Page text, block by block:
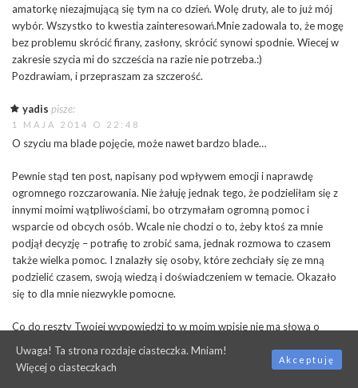
amatorkę niezajmującą się tym na co dzień. Wolę druty, ale to już mój
wybór. Wszystko to kwestia zainteresowań.Mnie zadowala to, że mogę
bez problemu skrócić firany, zasłony, skrócić synowi spodnie. Wiecej w
zakresie szycia mi do szcześcia na razie nie potrzeba.:)
Pozdrawiam, i przepraszam za szczerość.
yadis pisze:
1 MAJA 2014 O 22:48
O szyciu ma blade pojęcie, może nawet bardzo blade…
Pewnie stąd ten post, napisany pod wpływem emocji i naprawdę
ogromnego rozczarowania. Nie żałuję jednak tego, że podzieliłam się z
innymi moimi wątpliwościami, bo otrzymałam ogromną pomoc i
wsparcie od obcych osób. Wcale nie chodzi o to, żeby ktoś za mnie
podjął decyzję – potrafię to zrobić sama, jednak rozmowa to czasem
także wielka pomoc. I znalazły się osoby, które zechciały się ze mną
podzielić czasem, swoją wiedzą i doświadczeniem w temacie. Okazało
się to dla mnie niezwykle pomocne.
Co do reszty Twojej wypowiedzi to w moim wpisie nie ma słowa o
sprzedaży, a jedynie o oszczędnościach, których spodziewałam się po
moich szyciowych przygodach.
Uwaga! Ta strona rozdaje ciasteczka. Mniam!
Więcej o ciasteczkach
Akceptuję